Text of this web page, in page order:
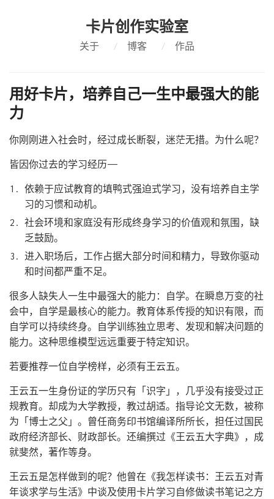
卡片创作实验室
关于 / 博客 / 作品
用好卡片，培养自己一生中最强大的能
力
你刚刚进入社会时，经过成长断裂，迷茫无措。为什么呢？
皆因你过去的学习经历——
依赖于应试教育的填鸭式强迫式学习，没有培养自主学
习的习惯和动机。
社会环境和家庭没有形成终身学习的价值观和氛围，缺
乏鼓励。
进入职场后，工作占据大部分时间和精力，导致你驱动
和时间都严重不足。
很多人缺失人一生中最强大的能力：自学。在瞬息万变的社
会中，自学是最核心的能力。教育体系传授的知识有限，而
自学可以持续终身。自学训练独立思考、发现和解决问题的
能力。这种思维模型远远重要于特定知识。
若要推荐一位自学榜样，必须有王云五。
王云五一生身份证的学历只有「识字」，几乎没有接受过正
规教育。却成为大学教授，教过胡适。指导论文无数，被称
为「博士之父」。曾任商务印书馆编译所所长，担任过国民
政府经济部长、财政部长。还编撰过《王云五大字典》，成
就斐然，著作等身。
王云五是怎样做到的呢？他曾在《我怎样读书：王云五对青
年谈求学与生活》中谈及使用卡片学习自修做读书笔记之方